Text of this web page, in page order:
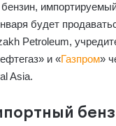
будет
Petroleum,
и «Газпром»
Asia.